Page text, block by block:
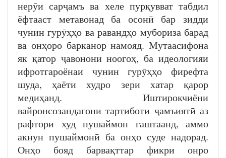
нерӯи сарҷамъ ва хеле пурқувват табдил
ёфтааст метавонад ба осонӣ бар зидди
чунин гурӯҳҳо ва равандҳо мубориза барад
ва онҳоро барканор намояд. Мутаасифона
як қатор ҷавонони ноогоҳ, ба идеологияи
ифротгароёнаи чунин гурӯҳҳо фирефта
шуда, ҳаёти худро зери хатар қарор
медиҳанд. Иштирокчиёни
вайронсозандагони тартиботи ҷамъиятӣ аз
рафтори худ пушаймон гаштаанд, аммо
акнун пушаймонӣ ба онҳо суде надорад.
Онҳо бояд барвақттар фикри онро